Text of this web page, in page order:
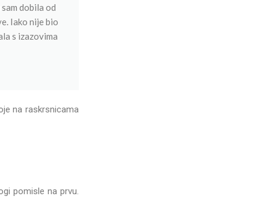
dobila od
Iako nije bio
s izazovima
na raskrsnicama
pomisle na prvu.